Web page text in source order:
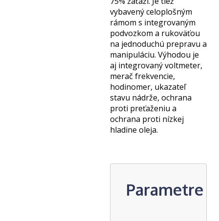
vybavenýceloplošným
rámom s integrovaným
podvozkom a rukoväťou
na jednoduchú prepravu a
manipuláciu. Výhodou je
aj integrovaný voltmeter,
merač frekvencie,
hodinomer, ukazateľ
stavu nádrže, ochrana
proti preťaženiu a
ochrana proti nízkej
hladine oleja.
Parametre